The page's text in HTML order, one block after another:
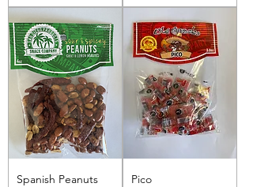
Spanish Peanuts
Pico